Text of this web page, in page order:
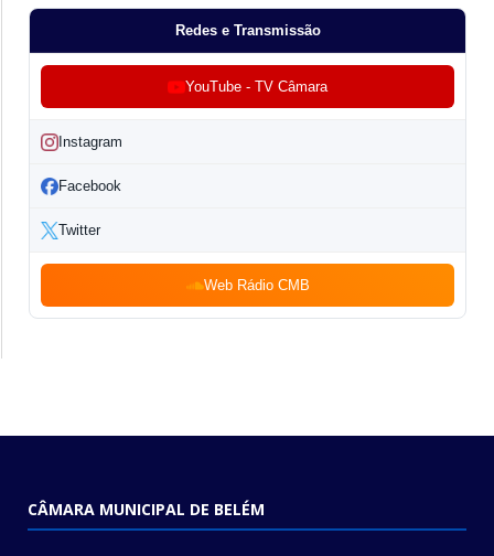
Redes e Transmissão
YouTube - TV Câmara
Instagram
Facebook
Twitter
Web Rádio CMB
CÂMARA MUNICIPAL DE BELÉM